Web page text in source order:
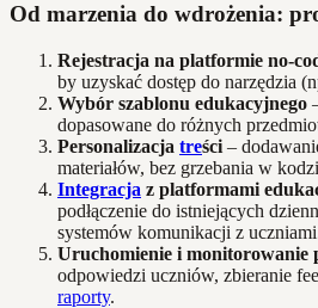
Od marzenia do wdrożenia:
Rejestracja na platformie no-
by uzyskać dostęp do narzędzia
Wybór szablonu edukacyjnego
dopasowane do różnych
Personalizacja treści –
materiałów, bez grzebania w
Integracja z platformami
podłączenie do istniejących
systemów komunikacji z
Uruchomienie i monitorowanie
odpowiedzi uczniów, zbieranie
raporty.